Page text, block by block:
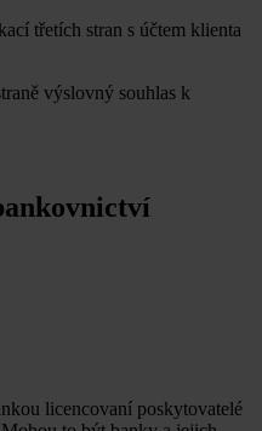
třetích stran s účtem klienta
výslovný souhlas k
licencovaní poskytovatelé